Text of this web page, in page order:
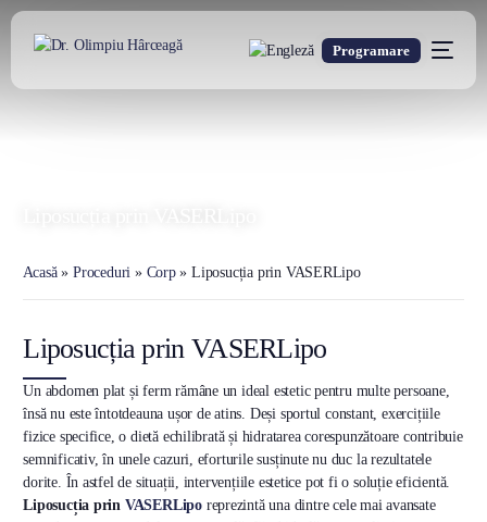
Programare
Acasă»Proceduri » Corp»Liposucția prin VASERLipo
Liposucția prin VASERLipo
Un abdomen plat și ferm rămâne un ideal estetic pentru multe persoane,
însă nu este întotdeauna ușor de atins. Deși sportul constant, exercițiile
fizice specifice, o dietă echilibrată și hidratarea corespunzătoare contribuie
semnificativ, în unele cazuri, eforturile susținute nu duc la rezultatele
dorite. În astfel de situații, intervențiile estetice pot fi o soluție eficientă.
Liposucția prin VASERLiporeprezintă una dintre cele mai avansate